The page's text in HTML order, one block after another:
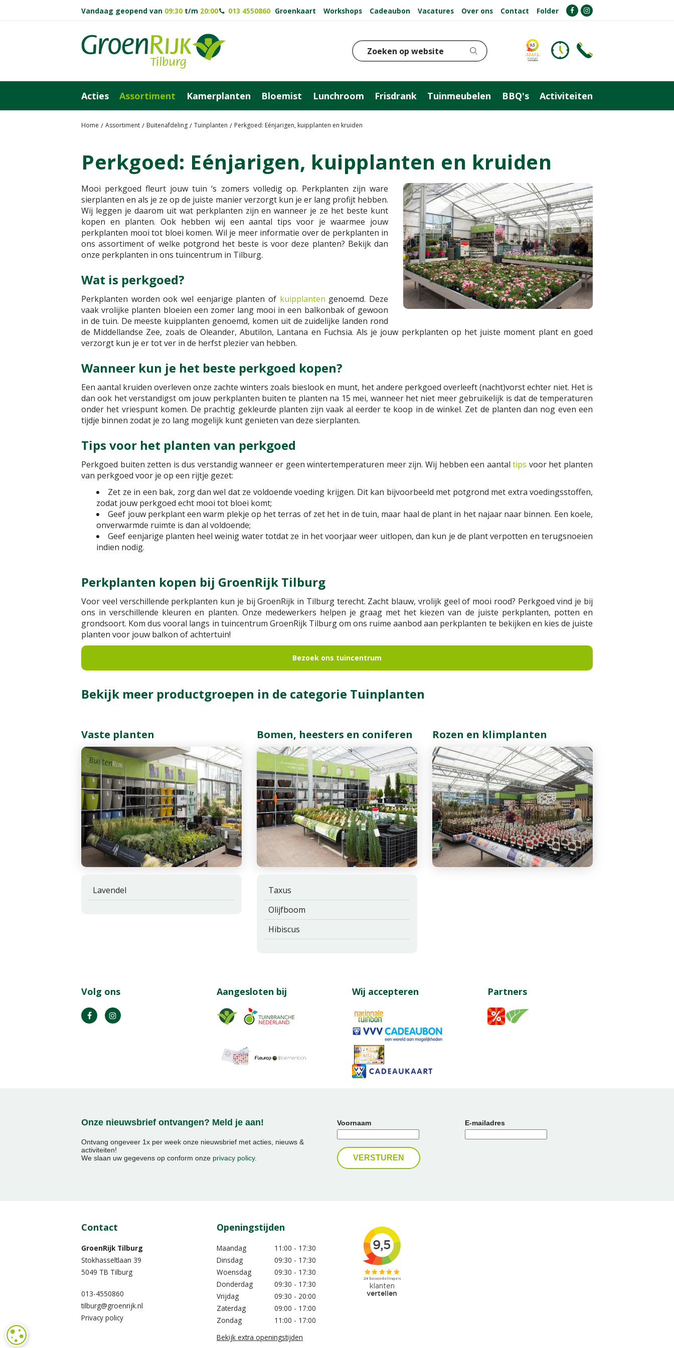
Home Assortiment Buitenafdeling Tuinplanten Perkgoed: Eénjarigen, kuipplanten en kruiden
Vandaag geopend van 09:30 t/m 20:00 013 4550860 Groenkaart Workshops Cadeaubon Vacatures Over ons Contact Folder
Acties Assortiment Kamerplanten Bloemist Lunchroom Frisdrank Tuinmeubelen BBQ's Activiteiten
Perkgoed: Eénjarigen, kuipplanten en kruiden
Mooi perkgoed fleurt jouw tuin ‘s zomers volledig op. Perkplanten zijn ware
sierplanten en als je ze op de juiste manier verzorgt kun je er lang profijt hebben.
Wij leggen je daarom uit wat perkplanten zijn en wanneer je ze het beste kunt
kopen en planten. Ook hebben wij een aantal tips voor je waarmee jouw
perkplanten mooi tot bloei komen. Wil je meer informatie over de perkplanten in
ons assortiment of welke potgrond het beste is voor deze planten? Bekijk dan
onze perkplanten in ons tuincentrum in Tilburg.
Wat is perkgoed?
Perkplanten worden ook wel eenjarige planten of kuipplanten genoemd. Deze
vaak vrolijke planten bloeien een zomer lang mooi in een balkonbak of gewoon
in de tuin. De meeste kuipplanten genoemd, komen uit de zuidelijke landen rond
de Middellandse Zee, zoals de Oleander, Abutilon, Lantana en Fuchsia. Als je jouw perkplanten op het juiste moment plant en goed
verzorgt kun je er tot ver in de herfst plezier van hebben.
Wanneer kun je het beste perkgoed kopen?
Een aantal kruiden overleven onze zachte winters zoals bieslook en munt, het andere perkgoed overleeft (nacht)vorst echter niet. Het is
dan ook het verstandigst om jouw perkplanten buiten te planten na 15 mei, wanneer het niet meer gebruikelijk is dat de temperaturen
onder het vriespunt komen. De prachtig gekleurde planten zijn vaak al eerder te koop in de winkel. Zet de planten dan nog even een
tijdje binnen zodat je zo lang mogelijk kunt genieten van deze sierplanten.
Tips voor het planten van perkgoed
Perkgoed buiten zetten is dus verstandig wanneer er geen wintertemperaturen meer zijn. Wij hebben een aantaltips voor het planten
van perkgoed voor je op een rijtje gezet:
Zet ze in een bak, zorg dan wel dat ze voldoende voeding krijgen. Dit kan bijvoorbeeld met potgrond met extra voedingsstoffen,
zodat jouw perkgoed echt mooi tot bloei komt;
Geef jouw perkplant een warm plekje op het terras of zet het in de tuin, maar haal de plant in het najaar naar binnen. Een koele,
onverwarmde ruimte is dan al voldoende;
Geef eenjarige planten heel weinig water totdat ze in het voorjaar weer uitlopen, dan kun je de plant verpotten en terugsnoeien
indien nodig.
Perkplanten kopen bij GroenRijk Tilburg
Voor veel verschillende perkplanten kun je bij GroenRijk in Tilburg terecht. Zacht blauw, vrolijk geel of mooi rood? Perkgoed vind je bij
ons in verschillende kleuren en planten. Onze medewerkers helpen je graag met het kiezen van de juiste perkplanten, potten en
grondsoort. Kom dus vooral langs in tuincentrum GroenRijk Tilburg om ons ruime aanbod aan perkplanten te bekijken en kies de juiste
planten voor jouw balkon of achtertuin!
Bezoek ons tuincentrum
Bekijk meer productgroepen in de categorie Tuinplanten
Vaste planten
Lavendel
Bomen, heesters en coniferen
Taxus
Olijfboom
Hibiscus
Rozen en klimplanten
Volg ons Aangesloten bij Wij accepteren Partners
Onze nieuwsbrief ontvangen? Meld je aan!
Ontvang ongeveer 1x per week onze nieuwsbrief met acties, nieuws &
activiteiten!
We slaan uw gegevens op conform onze privacy policy.
Voornaam E-mailadres
Contact
GroenRijk Tilburg
Stokhasseltlaan 39
5049 TB Tilburg
013-4550860
tilburg@groenrijk.nl
Privacy policy
Openingstijden
Maandag
11:00 - 17:30
Dinsdag
09:30 - 17:30
Woensdag
09:30 - 17:30
Donderdag
09:30 - 17:30
Vrijdag
09:30 - 20:00
Zaterdag
09:00 - 17:00
Zondag
11:00 - 17:00
Bekijk extra openingstijden
COOKIE-INSTELLINGEN